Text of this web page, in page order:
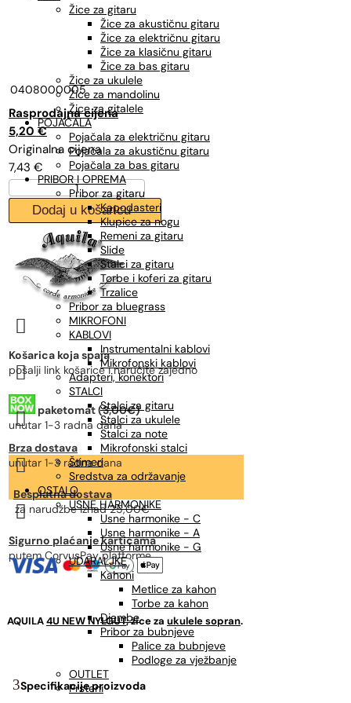
Žice za gitaru
Žice za akustičnu gitaru
Žice za električnu gitaru
Žice za klasičnu gitaru
Žice za bas gitaru
Žice za ukulele
Žice za mandolinu
Žice za gitalele
POJAČALA
Pojačala za električnu gitaru
Pojačala za akustičnu gitaru
Pojačala za bas gitaru
PRIBOR I OPREMA
Pribor za gitaru
Kapodasteri
Klupice za nogu
Remeni za gitaru
Slide
Stalci za gitaru
Torbe i koferi za gitaru
Trzalice
Pribor za bluegrass
MIKROFONI
KABLOVI
Instrumentalni kablovi
Mikrofonski kablovi
Adapteri, konektori
STALCI
Stalci za gitaru
Stalci za ukulele
Stalci za note
Mikrofonski stalci
Štimeri
Sredstva za održavanje
OSTALO
USNE HARMONIKE
Usne harmonike - C
Usne harmonike - A
Usne harmonike - G
UDARALJKE
Kahoni
Metlice za kahon
Torbe za kahon
Djembe
Pribor za bubnjeve
Palice za bubnjeve
Podloge za vježbanje
OUTLET
Prsteni
0408000005
7,43 €
Izvorna
cijena
bila
je:
7,43 €.
5,20 €
Trenutna
cijena
je:
5,20 €.
AQUILA
4U
NYLGUT,
ukulele
sopran
količina
Dodaj u košaricu

Košarica koja spaja
pošalji link košarice i naručite zajedno

paketomat (3,00€)
unutar 1-3 radna dana

Brza dostava
unutar 1-3 radna dana

Besplatna dostava
za narudžbeiznad 25,00€

Sigurno plaćanje karticama
putem CorvusPay platforme
AQUILA4U NEW NYLGUT, žice za ukulele sopran.
Specifikacije proizvoda